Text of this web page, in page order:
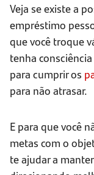
Veja se existe a
empréstimo
que você troque
tenha
para cumprir os
para não atrasar.
E para que você
metas com o
te ajudar a